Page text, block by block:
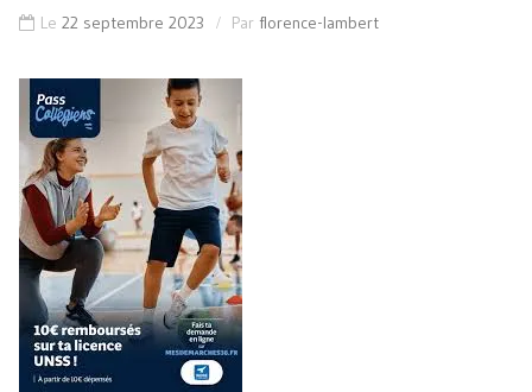
Le 22 septembre 2023 Par florence-lambert